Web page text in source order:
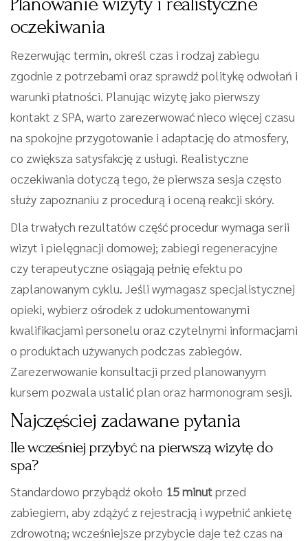
oczekiwania
Rezerwując termin, określ czas i rodzaj zabiegu
zgodnie z potrzebami oraz sprawdź politykę odwołań i
warunki płatności. Planując wizytę jako pierwszy
kontakt z SPA, warto zarezerwować nieco więcej czasu
na spokojne przygotowanie i adaptację do atmosfery,
co zwiększa satysfakcję z usługi. Realistyczne
oczekiwania dotyczą tego, że pierwsza sesja często
służy zapoznaniu z procedurą i oceną reakcji skóry.
Dla trwałych rezultatów część procedur wymaga serii
wizyt i pielęgnacji domowej; zabiegi regeneracyjne
czy terapeutyczne osiągają pełnię efektu po
zaplanowanym cyklu. Jeśli wymagasz specjalistycznej
opieki, wybierz ośrodek z udokumentowanymi
kwalifikacjami personelu oraz czytelnymi informacjami
o produktach używanych podczas zabiegów.
Zarezerwowanie konsultacji przed planowanyym
kursem pozwala ustalić plan oraz harmonogram sesji.
Najczęściej zadawane pytania
Ile wcześniej przybyć na pierwszą wizytę do
spa?
Standardowo przybądź około 15 minutprzed
zabiegiem, aby zdążyć z rejestracją i wypełnić ankietę
zdrowotną; wcześniejsze przybycie daje też czas na